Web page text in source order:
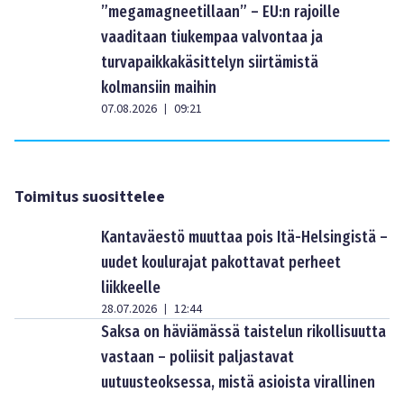
”megamagneetillaan” – EU:n rajoille
vaaditaan tiukempaa valvontaa ja
turvapaikkakäsittelyn siirtämistä
kolmansiin maihin
07.08.2026 | 09:21
Toimitus suosittelee
Kantaväestö muuttaa pois Itä-Helsingistä –
uudet koulurajat pakottavat perheet
liikkeelle
28.07.2026 | 12:44
Saksa on häviämässä taistelun rikollisuutta
vastaan – poliisit paljastavat
uutuusteoksessa, mistä asioista virallinen